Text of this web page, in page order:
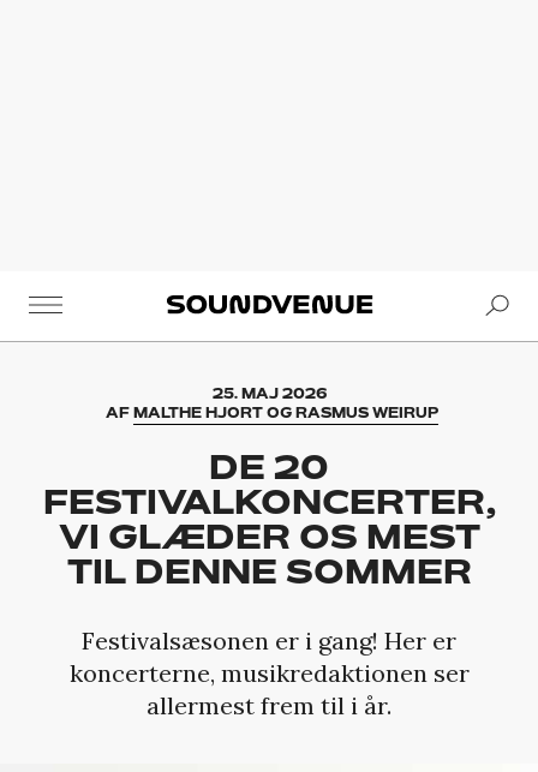
Soundvenue
25. MAJ 2026
AF MALTHE HJORT OG RASMUS WEIRUP
DE 20
FESTIVALKONCERTER,
VI GLÆDER OS MEST
TIL DENNE SOMMER
Festivalsæsonen er i gang! Her er
koncerterne, musikredaktionen ser
allermest frem til i år.